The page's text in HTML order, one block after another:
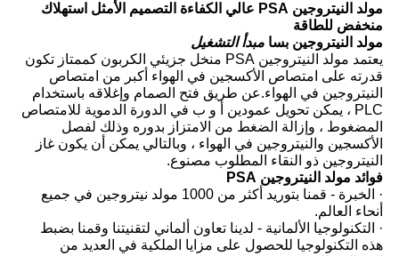
مولد النيتروجين PSA عالي الكفاءة التصميم الأمثل استهلاك
منخفض للطاقة
مولد النيتروجين بسا مبدأ التشغيل
يعتمد مولد النيتروجين PSA منخل جزيئي الكربون كممتاز تكون
قدرته على امتصاص الأكسجين في الهواء أكبر من امتصاص
النيتروجين في الهواء.عن طريق فتح الصمام وإغلاقه باستخدام
PLC ، يمكن تحويل عمودين أ و ب في الدورة الدموية للامتصاص
المضغوط ، وإزالة الضغط من الامتزاز بدوره وذلك لفصل
الأكسجين والنيتروجين في الهواء ، وبالتالي يمكن أن يكون غاز
النيتروجين ذو النقاء المطلوب مصنوع.
فوائد مولد النيتروجين PSA
· الخبرة - قمنا بتوريد أكثر من 1000 مولد نيتروجين في جميع
أنحاء العالم.
· التكنولوجيا الألمانية - لدينا تعاون ألماني لتقنيتنا وقمنا بضبط
هذه التكنولوجيا للحصول على مزايا الملكية في العديد من